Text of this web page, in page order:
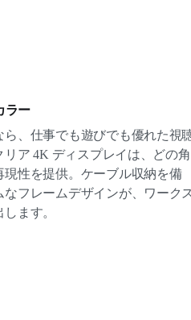
ラー
、仕事でも遊びでも優れた視
ア 4K ディスプレイは、どの角
性を提供。ケーブル収納を備
フレームデザインが、ワークス
ます。